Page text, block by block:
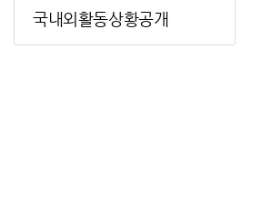
국내외활동상황공개